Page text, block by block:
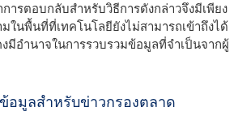
ารตอบกลับสําหรับวิธีการดังกล่าวจึงมีเพียง
มในพื้นที่ที่เทคโนโลยียังไม่สามารถเข้าถึงได้
มีอํานาจในการรวบรวมข้อมูลที่จําเป็นจากผู้
อมูลสําหรับข่าวกรองตลาด